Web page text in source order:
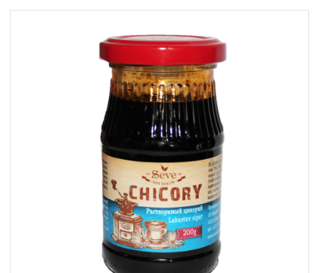
GĖRIMAI
BAKALĖJA
KONSERVUOTA
MAISTAS
RINKINIAI